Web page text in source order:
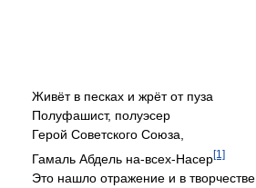
Живёт в песках и жрёт от пуза
Полуфашист, полуэсер
Герой Советского Союза,
Гамаль Абдель на-всех-Насер[1]
Это нашло отражение и в творчестве